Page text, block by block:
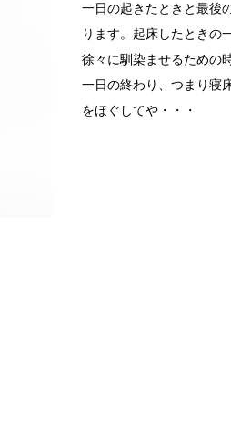
一日の起きたときと最後
ります。起床したときの
徐々に馴染ませるための
一日の終わり、つまり寝
をほぐしてや・・・